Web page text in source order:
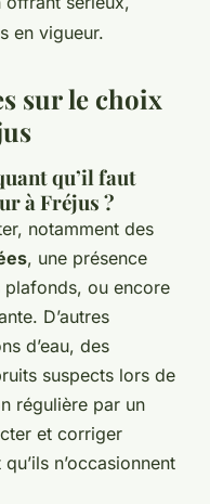
en vigueur.
sur le choix
qu’il faut
à Fréjus ?
notamment des
, une présence
plafonds, ou encore
D’autres
d’eau, des
suspects lors de
régulière par un
et corriger
n’occasionnent